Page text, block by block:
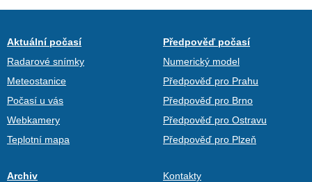
Aktuální počasí
Radarové snímky
Meteostanice
Počasí u vás
Webkamery
Teplotní mapa
Předpověď počasí
Numerický model
Předpověď pro Prahu
Předpověď pro Brno
Předpověď pro Ostravu
Předpověď pro Plzeň
Archiv Kontakty